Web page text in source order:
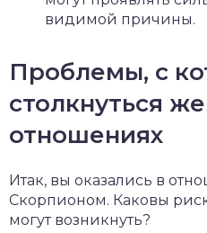
видимой причины.
Проблемы, с
столкнуться
отношениях
Итак, вы оказались в
Скорпионом. Каковы
могут возникнуть?